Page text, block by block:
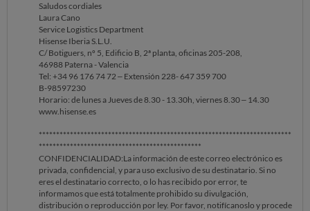
Saludos cordiales
Laura Cano
Service Logistics Department
Hisense Iberia S.L.U.
C/ Botiguers, nº 5, Edificio B, 2ª planta, oficinas 205-208,
46988 Paterna - Valencia
Tel: +34 96 176 74 72 – Extensión 228- 647 359 700
B-98597230
Horario: de lunes a Jueves de 8.30 - 13.30h, viernes 8.30 – 14.30
www.hisense.es
*************************************************************************
***********************************************
CONFIDENCIALIDAD:La información de este correo electrónico es
privada, confidencial, y para uso exclusivo de su destinatario. Si no
eres el destinatario correcto, o lo has recibido por error, te
informamos que está totalmente prohibido su divulgación,
distribución o reproducción por ley. Por favor, notifícanoslo y procede